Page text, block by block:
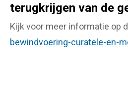
terugkrijgen van de
Kijk voor meer informatie op
bewindvoering-curatele-en-